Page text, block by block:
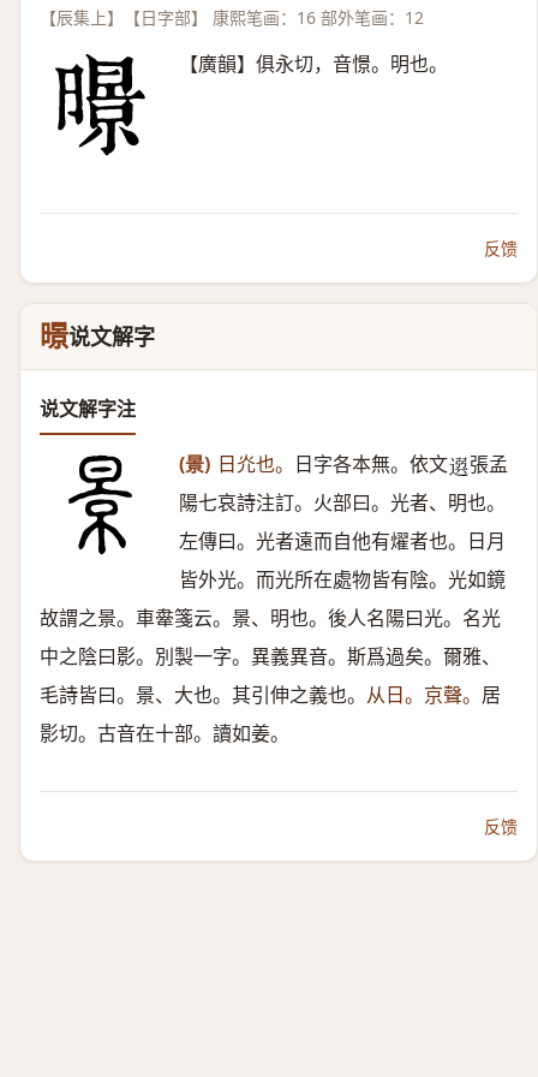
【辰集上】【日字部】 康熙笔画：16 部外笔画：12
【廣韻】俱永切，音憬。明也。
反馈
暻说文解字
说文解字注
(景) 日灮也。 日字各本無。依文𨕖 張孟
陽七哀詩注訂。火部曰。光者、明也。
左傳曰。光者遠而自他有燿者也。日月
皆外光。而光所在處物皆有陰。光如鏡
故謂之景。車舝箋云。景、明也。後人名陽曰光。名光
中之陰曰影。別製一字。異義異音。斯爲過矣。爾雅、
毛詩皆曰。景、大也。其引伸之義也。 从日。京聲。 居
影切。古音在十部。讀如姜。
反馈